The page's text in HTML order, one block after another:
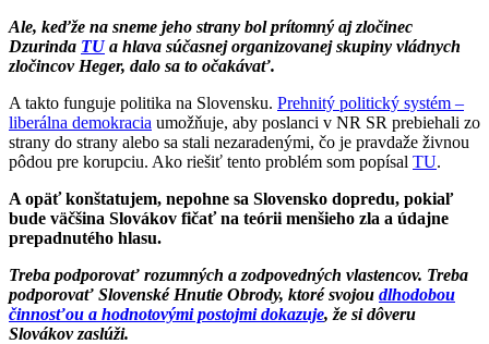
Ale, keďže na sneme jeho strany bol prítomný aj zločinec
Dzurinda TUa hlava súčasnej organizovanej skupiny vládnych
zločincov Heger, dalo sa to očakávať.
A takto funguje politika na Slovensku. Prehnitý politický systém –
liberálna demokracia umožňuje, aby poslanci v NR SR prebiehali zo
strany do strany alebo sa stali nezaradenými, čo je pravdaže živnou
pôdou pre korupciu. Ako riešiť tento problém som popísal TU.
A opäť konštatujem, nepohne sa Slovensko dopredu, pokiaľ
bude väčšina Slovákov fičať na teórii menšieho zla a údajne
prepadnutého hlasu.
Treba podporovať rozumných a zodpovedných vlastencov. Treba
podporovať Slovenské Hnutie Obrody, ktoré svojou dlhodobou
činnosťou a hodnotovými postojmi dokazuje, že si dôveru
Slovákov zaslúži.